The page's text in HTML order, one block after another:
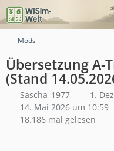
Mods
Übersetzung A-
(Stand
Sascha_1977
1.
14. Mai 2026 um 10:59
18.186 mal gelesen